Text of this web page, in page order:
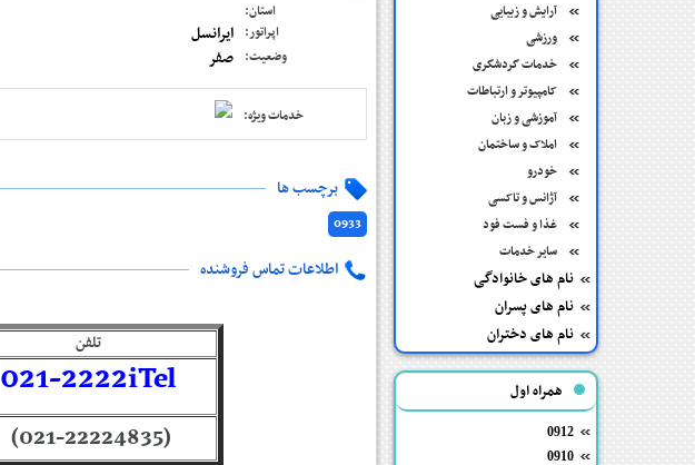
استان:
اپراتور: ایرانسل
وضعیت: صفر
خدمات ویژه:
برچسب ها
0933
اطلاعات تماس فروشنده
تلفن
021-2222iTel
(021-22224835)
آرایش و زیبایی
ورزشی
خدمات گردشگری
کامپیوتر و ارتباطات
آموزشی و زبان
املاک و ساختمان
خودرو
آژانس و تاکسی
غذا و فست فود
سایر خدمات
نام های خانوادگی
نام های پسران
نام های دختران
همراه اول
0912
0910